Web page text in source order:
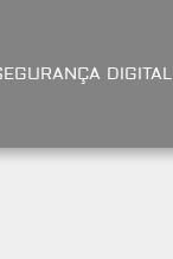
DIGITAL